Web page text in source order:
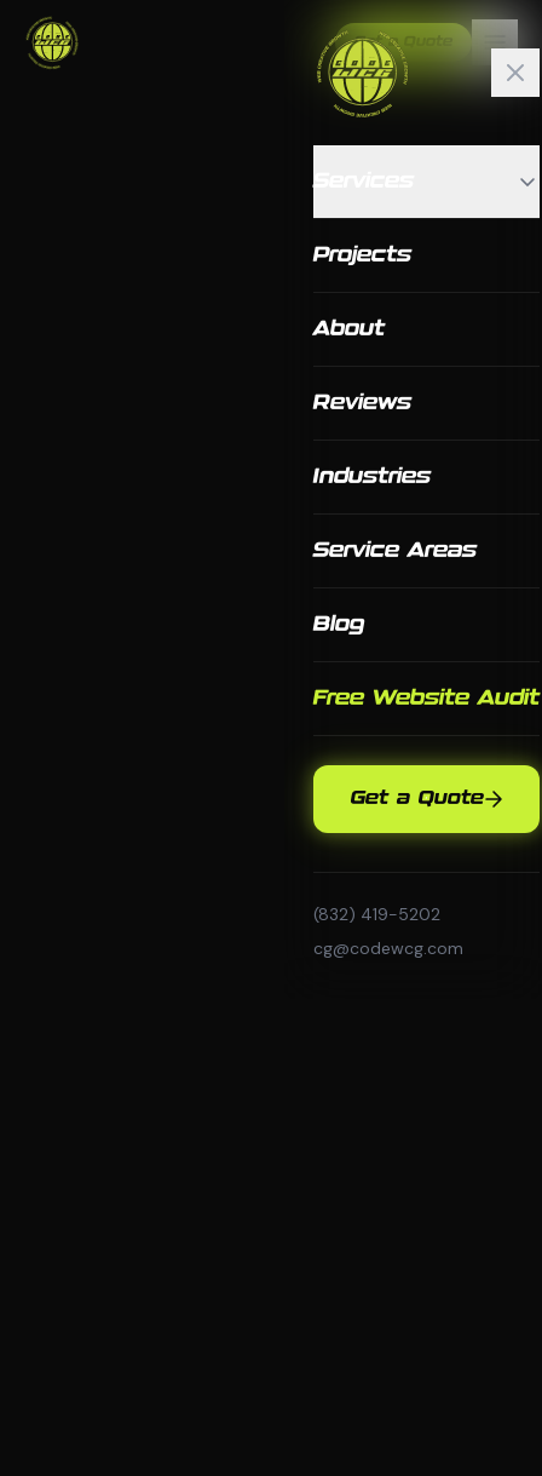
Get a Quote
Projects
About
Reviews
Industries
Service Areas
Blog
Free Website Audit
Get a Quote
(832) 419-5202
cg@codewcg.com